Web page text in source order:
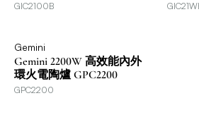
GIC2100B
Gemini
Gemini 2200W 高效能內外
環火電陶爐 GPC2200
GPC2200